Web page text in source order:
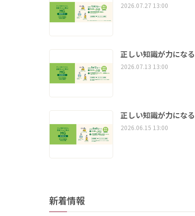
2026.07.27 13:00
正しい知識が力にな
2026.07.13 13:00
正しい知識が力にな
2026.06.15 13:00
新着情報